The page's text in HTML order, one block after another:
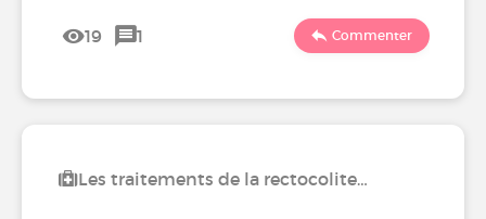
19 1 Commenter
Les traitements de la rectocolite…